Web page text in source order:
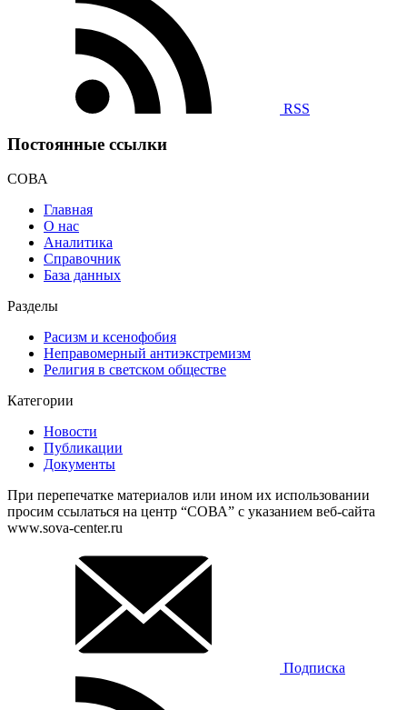
RSS
Постоянные ссылки
СОВА
Главная
О нас
Аналитика
Справочник
База данных
Разделы
Расизм и ксенофобия
Неправомерный антиэкстремизм
Религия в светском обществе
Категории
Новости
Публикации
Документы
При перепечатке материалов или ином их использовании
просим ссылаться на центр “СОВА” с указанием веб-сайта
www.sova-center.ru
Подписка